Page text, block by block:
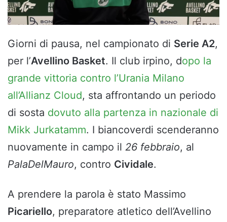
Giorni di pausa, nel campionato di Serie A2,
per l’Avellino Basket. Il club irpino, dopo la
grande vittoria contro l’Urania Milano
all’Allianz Cloud, sta affrontando un periodo
di sosta dovuto alla partenza in nazionale di
Mikk Jurkatamm. I biancoverdi scenderanno
nuovamente in campo il 26 febbraio, al
PalaDelMauro, contro Cividale.
A prendere la parola è stato Massimo
Picariello, preparatore atletico dell’Avellino